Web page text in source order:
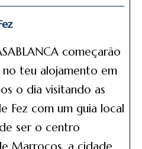
começarão
teu alojamento em
o dia visitando as
Fez com um guia local
ser o centro
Marrocos, a cidade